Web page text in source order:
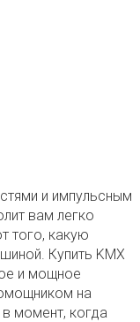
и импульсным
вам легко
того, какую
Купить KMX
и мощное
на
момент, когда